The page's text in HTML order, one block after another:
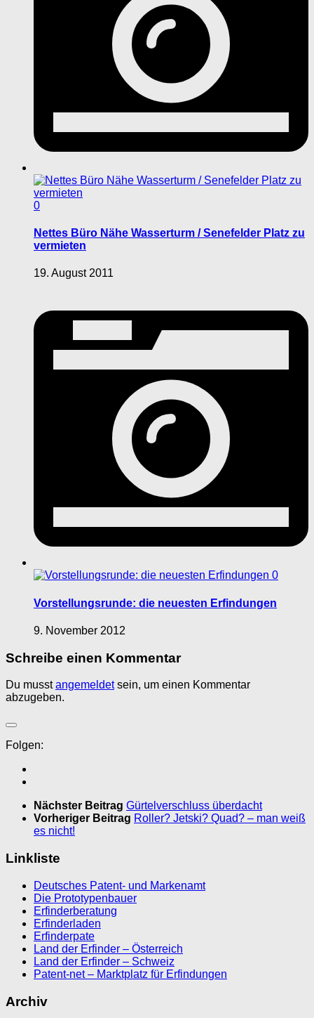
0
Nettes Büro Nähe Wasserturm / Senefelder Platz zu
vermieten
19. August 2011
0
Vorstellungsrunde: die neuesten Erfindungen
9. November 2012
Schreibe einen Kommentar
Du musstangemeldetsein, um einen Kommentar
abzugeben.
Folgen:
Nächster Beitrag Gürtelverschluss überdacht
Vorheriger Beitrag Roller? Jetski? Quad? – man weiß
es nicht!
Linkliste
Deutsches Patent- und Markenamt
Die Prototypenbauer
Erfinderberatung
Erfinderladen
Erfinderpate
Land der Erfinder – Österreich
Land der Erfinder – Schweiz
Patent-net – Marktplatz für Erfindungen
Archiv